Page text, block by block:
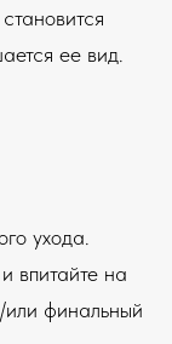
ее вид.
ухода.
впитайте на
финальный